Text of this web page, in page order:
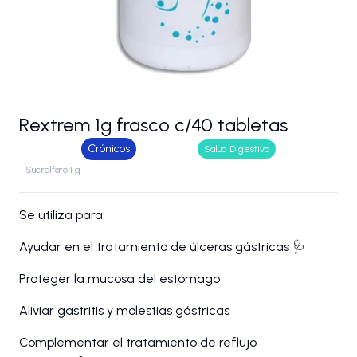
Rextrem 1g frasco c/40 tabletas
Crónicos
Salud Digestiva
Sucralfato 1 g
Se utiliza para:
Ayudar en el tratamiento de úlceras gástricas 🩺
Proteger la mucosa del estómago
Aliviar gastritis y molestias gástricas
Complementar el tratamiento de reflujo